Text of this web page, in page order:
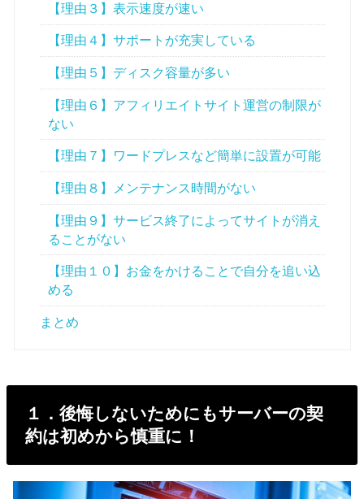
【理由３】表示速度が速い
【理由４】サポートが充実している
【理由５】ディスク容量が多い
【理由６】アフィリエイトサイト運営の制限が
ない
【理由７】ワードプレスなど簡単に設置が可能
【理由８】メンテナンス時間がない
【理由９】サービス終了によってサイトが消え
ることがない
【理由１０】お金をかけることで自分を追い込
める
まとめ
１．後悔しないためにもサーバーの契
約は初めから慎重に！